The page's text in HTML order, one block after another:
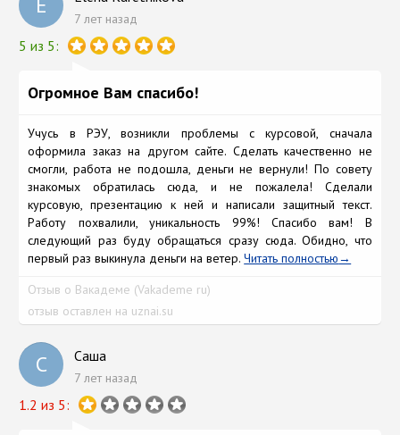
7 лет назад
5 из 5:
Огромное Вам спасибо!
Учусь в РЭУ, возникли проблемы с курсовой, сначала
оформила заказ на другом сайте. Сделать качественно не
смогли, работа не подошла, деньги не вернули! По совету
знакомых обратилась сюда, и не пожалела! Сделали
курсовую, презентацию к ней и написали защитный текст.
Работу похвалили, уникальность 99%! Спасибо вам! В
следующий раз буду обращаться сразу сюда. Обидно, что
первый раз выкинула деньги на ветер.Читать полностью
Отзыв о Вакадеме (Vakademe ru)
отзыв оставлен на uznai.su
С Саша
7 лет назад
1.2 из 5: